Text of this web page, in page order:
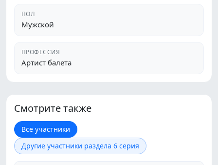
ПОЛ
Мужской
ПРОФЕССИЯ
Артист балета
Смотрите также
Все участники
Другие участники раздела 6 серия